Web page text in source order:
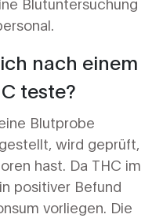
nach einem
teste?
Blutprobe
wird geprüft,
hast. Da THC im
positiver Befund
vorliegen. Die